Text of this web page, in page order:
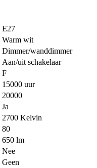
E27
Warm wit
Dimmer/wanddimmer
Aan/uit schakelaar
F
15000 uur
20000
Ja
2700 Kelvin
80
650 lm
Nee
Geen